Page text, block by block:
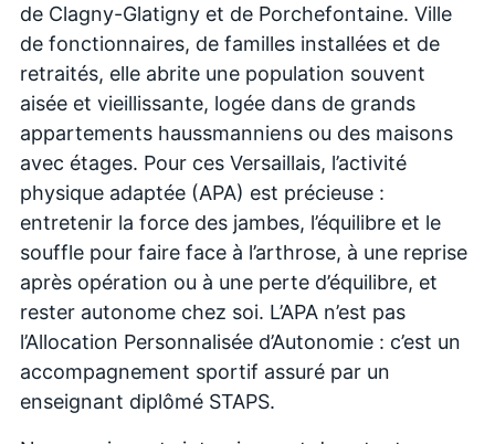
de Clagny-Glatigny et de Porchefontaine. Ville
de fonctionnaires, de familles installées et de
retraités, elle abrite une population souvent
aisée et vieillissante, logée dans de grands
appartements haussmanniens ou des maisons
avec étages. Pour ces Versaillais, l’activité
physique adaptée (APA) est précieuse :
entretenir la force des jambes, l’équilibre et le
souffle pour faire face à l’arthrose, à une reprise
après opération ou à une perte d’équilibre, et
rester autonome chez soi. L’APA n’est pas
l’Allocation Personnalisée d’Autonomie : c’est un
accompagnement sportif assuré par un
enseignant diplômé STAPS.